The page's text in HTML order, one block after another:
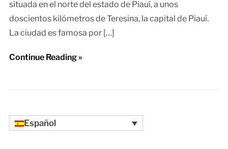
situada en el norte del estado de Piauí, a unos
doscientos kilómetros de Teresina, la capital de Piauí.
La ciudad es famosa por […]
Continue Reading »
Español